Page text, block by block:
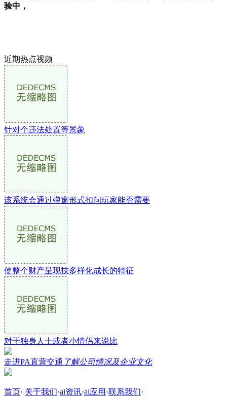
验中，
近期热点视频
针对个违法处置等景象
该系统会通过弹窗形式扣问玩家能否需要
使整个财产呈现技多样化成长的特征
对于独身人士或者小情侣来说比
走进PA直营交通 了解公司情况及企业文化
首页· 关于我们·ai资讯·ai应用 ·联系我们·